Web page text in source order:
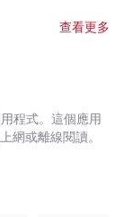
斯（希臘）、
、楊佳嫻（台
以外的無邊的開
查看更多
程式。這個應用
網或離線閱讀。